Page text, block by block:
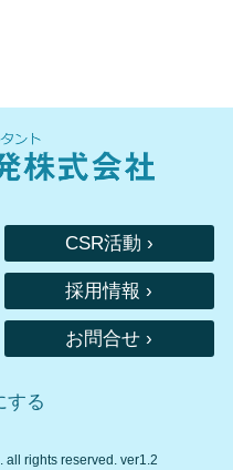
CSR活動 ›
採用情報 ›
お問合せ ›
する
rights reserved. ver1.2